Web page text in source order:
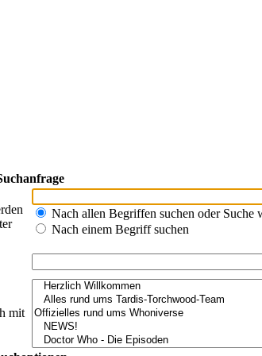
Nach allen Begriffen suchen oder Suche
Nach einem Begriff suchen
mit